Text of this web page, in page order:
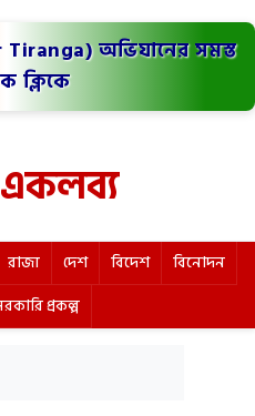
Tiranga) অভিযানের সমস্ত
ক্লিকে
রাজ্য দেশ বিদেশ
বিনোদন
প্রকল্প